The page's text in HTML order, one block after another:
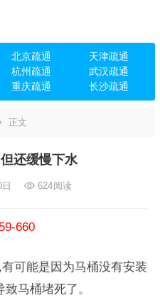
北京疏通
天津疏通
杭州疏通
武汉疏通
重庆疏通 长沙疏通
正文
还缓慢下水
624阅读
660
可能是因为马桶没有安装
马桶堵死了。